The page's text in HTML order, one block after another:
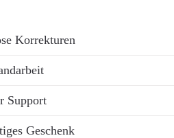
Korrekturen
Support
Geschenk